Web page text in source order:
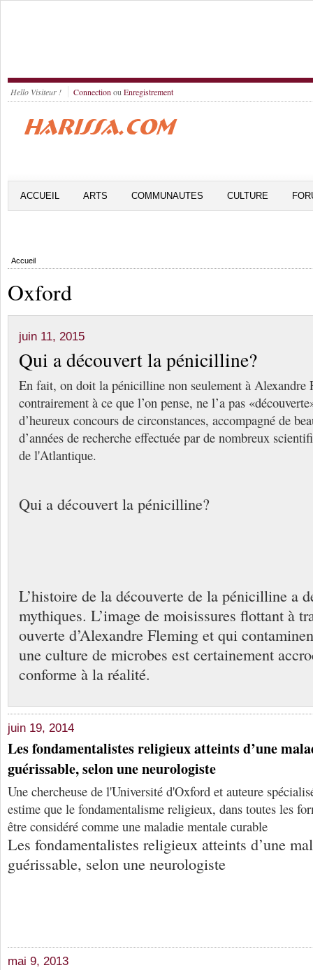
Hello Visiteur ! Connection ou Enregistrement
ACCUEIL ARTS COMMUNAUTES CULTURE
Accueil
Oxford
juin 11, 2015
Qui a découvert la pénicilline?
En fait, on doit la pénicilline non seulement à Alexandre
contrairement à ce que l’on pense, ne l’a pas
d’heureux concours de circonstances, accompagné de
d’années de recherche effectuée par de nombreux
de l'Atlantique.
Qui a découvert la pénicilline?
L’histoire de la découverte de la pénicilline a
mythiques. L’image de moisissures flottant à
ouverte d’Alexandre Fleming et qui
une culture de microbes est certainement
conforme à la réalité.
juin 19, 2014
Les fondamentalistes religieux atteints d’une
guérissable, selon une neurologiste
Une chercheuse de l'Université d'Oxford et auteure
estime que le fondamentalisme religieux, dans toutes les
être considéré comme une maladie mentale curable
Les fondamentalistes religieux atteints d’une
guérissable, selon une neurologiste
mai 9, 2013